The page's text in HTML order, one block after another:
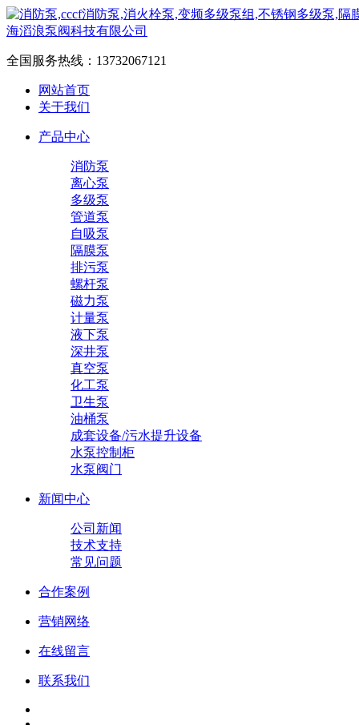
全国服务热线： 13732067121
网站首页
关于我们
产品中心
消防泵
离心泵
多级泵
管道泵
自吸泵
隔膜泵
排污泵
螺杆泵
磁力泵
计量泵
液下泵
深井泵
真空泵
化工泵
卫生泵
油桶泵
成套设备/污水提升设备
水泵控制柜
水泵阀门
新闻中心
公司新闻
技术支持
常见问题
合作案例
营销网络
在线留言
联系我们